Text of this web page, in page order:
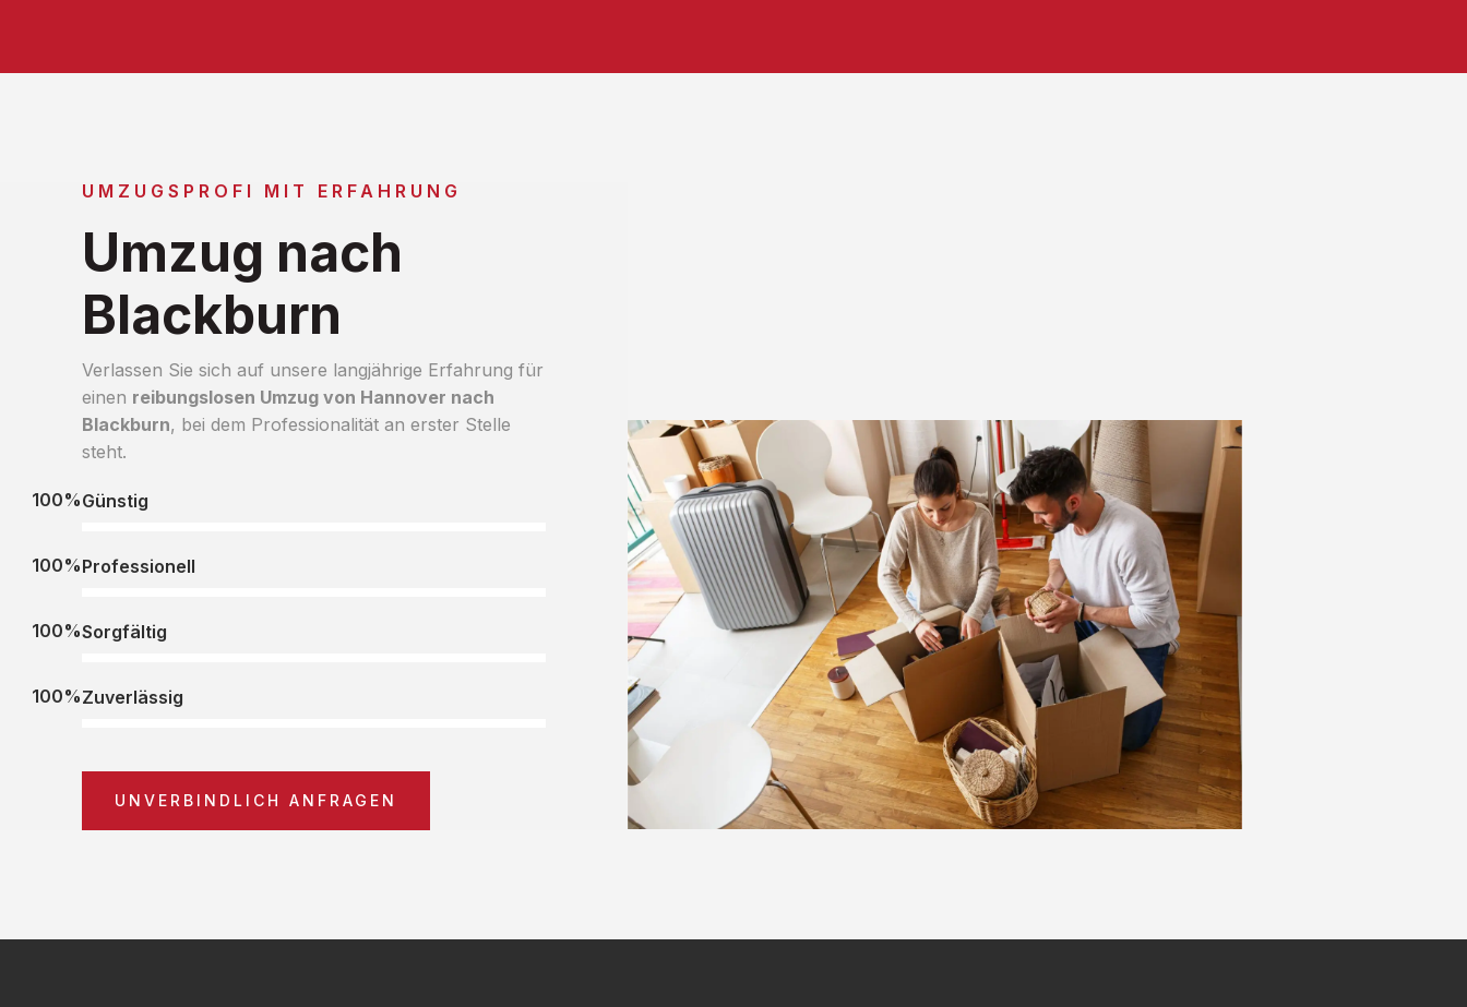
UMZUGSPROFI MIT ERFAHRUNG
Umzug nach
Blackburn
Verlassen Sie sich auf unsere langjährige Erfahrung für
einen reibungslosen Umzug von Hannover nach
Blackburn, bei dem Professionalität an erster Stelle
steht.
Günstig
100%
Professionell
100%
Sorgfältig
100%
Zuverlässig
100%
UNVERBINDLICH ANFRAGEN